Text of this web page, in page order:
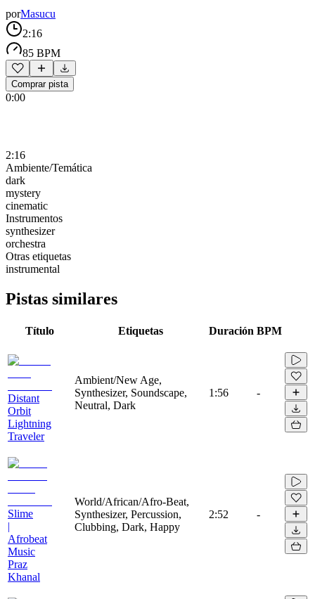
porMasucu
2:16
85 BPM
Comprar pista
0:00
2:16
Ambiente/Temática
dark
mystery
cinematic
Instrumentos
synthesizer
orchestra
Otras etiquetas
instrumental
Pistas similares
Título Etiquetas Duración BPM
Distant
Orbit
Lightning
Traveler
Ambient/New Age,
Synthesizer, Soundscape,
Neutral, Dark
1:56 -
Slime
|
Afrobeat
Music
Praz
Khanal
World/African/Afro-Beat,
Synthesizer, Percussion,
Clubbing, Dark, Happy
2:52 -